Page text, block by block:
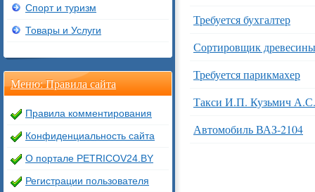
Требуется бухгалтер
Сортировщик древесины
Требуется парикмахер
Такси И.П. Кузьмич А.С.
Автомобиль ВАЗ-2104
Спорт и туризм
Товары и Услуги
Меню: Правила сайта
Правила комментирования
Конфиденциальность сайта
О портале PETRICOV24.BY
Регистрации пользователя